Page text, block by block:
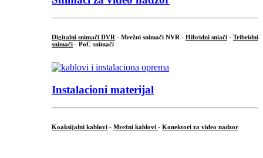
Digitalni snimači DVR - Mrežni snimači NVR - Hibridni sniači - Tribridni
snimači - PoC snimači
Instalacioni materijal
Koaksijalni kablovi - Mrežni kablovi - Konektori za video nadzor